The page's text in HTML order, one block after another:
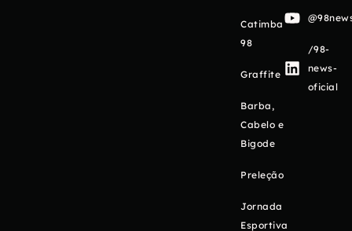
Catimba
98
Graffite
Barba,
Cabelo e
Bigode
Preleção
Jornada
Esportiva
/98-
news-
oficial